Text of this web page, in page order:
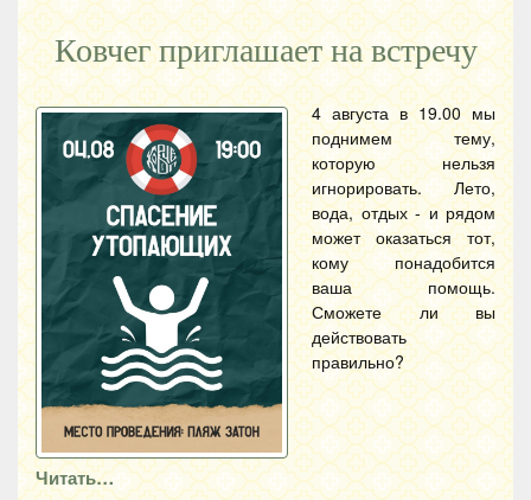
Ковчег приглашает на встречу
4 августа в 19.00 мы
поднимем тему,
которую нельзя
игнорировать. Лето,
вода, отдых - и рядом
может оказаться тот,
кому понадобится
ваша помощь.
Сможете ли вы
действовать
правильно?
Читать…